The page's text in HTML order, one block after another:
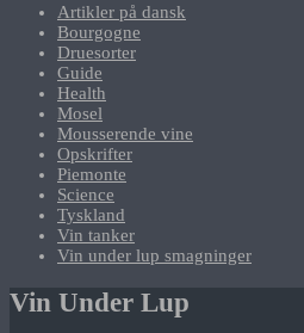
Artikler på dansk
Bourgogne
Druesorter
Guide
Health
Mosel
Mousserende vine
Opskrifter
Piemonte
Science
Tyskland
Vin tanker
Vin under lup smagninger
Vin Under Lup